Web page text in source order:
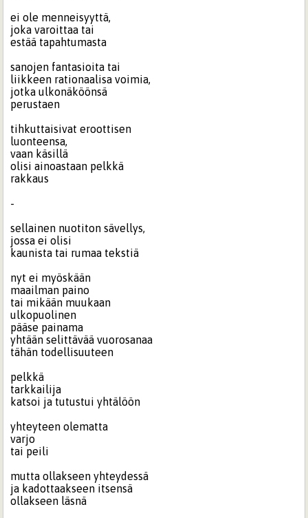
ei ole menneisyyttä,
joka varoittaa tai
estää tapahtumasta
sanojen fantasioita tai
liikkeen rationaalisa voimia,
jotka ulkonäköönsä
perustaen
tihkuttaisivat eroottisen
luonteensa,
vaan käsillä
olisi ainoastaan pelkkä
rakkaus
-
sellainen nuotiton sävellys,
jossa ei olisi
kaunista tai rumaa tekstiä
nyt ei myöskään
maailman paino
tai mikään muukaan
ulkopuolinen
pääse painama
yhtään selittävää vuorosanaa
tähän todellisuuteen
pelkkä
tarkkailija
katsoi ja tutustui yhtälöön
yhteyteen olematta
varjo
tai peili
mutta ollakseen yhteydessä
ja kadottaakseen itsensä
ollakseen läsnä